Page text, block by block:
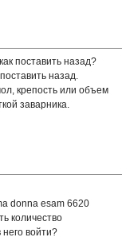
поставить назад?
назад.
крепость или объем
заварника.
donna esam 6620
количество
войти?